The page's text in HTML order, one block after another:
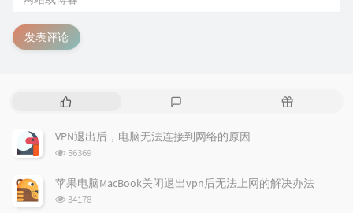
发表评论
热
文
章
评
论
随
VPN退出后，电脑无法连接到网络的原因
浏
次
数:
56369
苹果电脑MacBook关闭退出vpn后无法上网的解决办法
浏
34178